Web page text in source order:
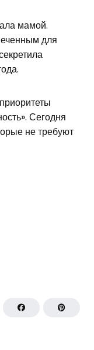
мамой.
для
Сегодня
не требуют